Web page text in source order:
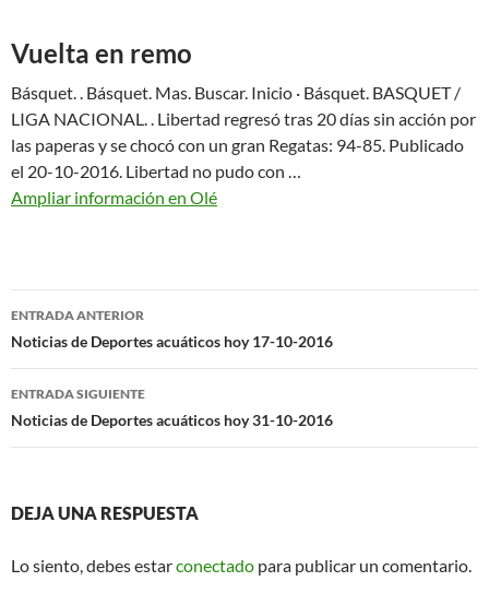
Vuelta en remo
Básquet. . Básquet. Mas. Buscar. Inicio · Básquet. BASQUET /
LIGA NACIONAL. . Libertad regresó tras 20 días sin acción por
las paperas y se chocó con un gran Regatas: 94-85. Publicado
el 20-10-2016. Libertad no pudo con …
Ampliar información en Olé
Navegación
de
entradas
ENTRADA ANTERIOR
Noticias de Deportes acuáticos hoy 17-10-2016
ENTRADA SIGUIENTE
Noticias de Deportes acuáticos hoy 31-10-2016
DEJA UNA RESPUESTA
Lo siento, debes estarconectado para publicar un comentario.